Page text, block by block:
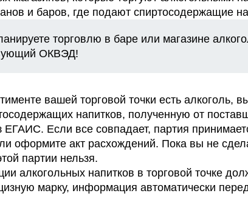
и баров, где подают спиртосодержащие
торговлю в баре или магазине
ОКВЭД!
вашей торговой точки есть
напитков, полученную от
ЕГАИС. Если все совпадает, партия
оформите акт расхождений. Пока вы не
партии нельзя.
алкогольных напитков в торговой точке
марку, информация автоматически